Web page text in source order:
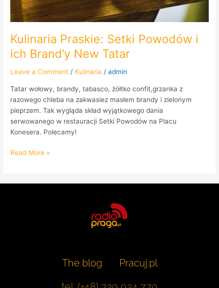
Kulinaria Praskie: Setki Powodów i
ich Brand’y New Tatar
Leave a Comment / Kulinaria /admin
Tatar wołowy, brandy, tabasco, żółtko confit,grzanka z
razowego chleba na zakwasiez masłem brandy i zielonym
pieprzem. Tak wygląda skład wyjątkowego dania
serwowanego w restauracji Setki Powodów na Placu
Konesera. Polecamy!
Read More »
The blog
Pracuj.pl